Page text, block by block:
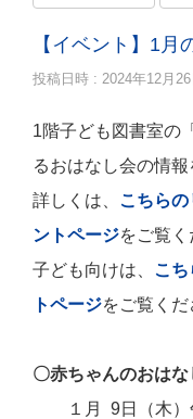
【イベント】1月
投稿日時 : 2024年12月
1階子ども図書室の
るおはなし会の情報
詳しくは、 こちら
ントページをご覧く
子ども向けは、 こ
トページをご覧くだ
〇赤ちゃんのおはな
１月 9日（木）